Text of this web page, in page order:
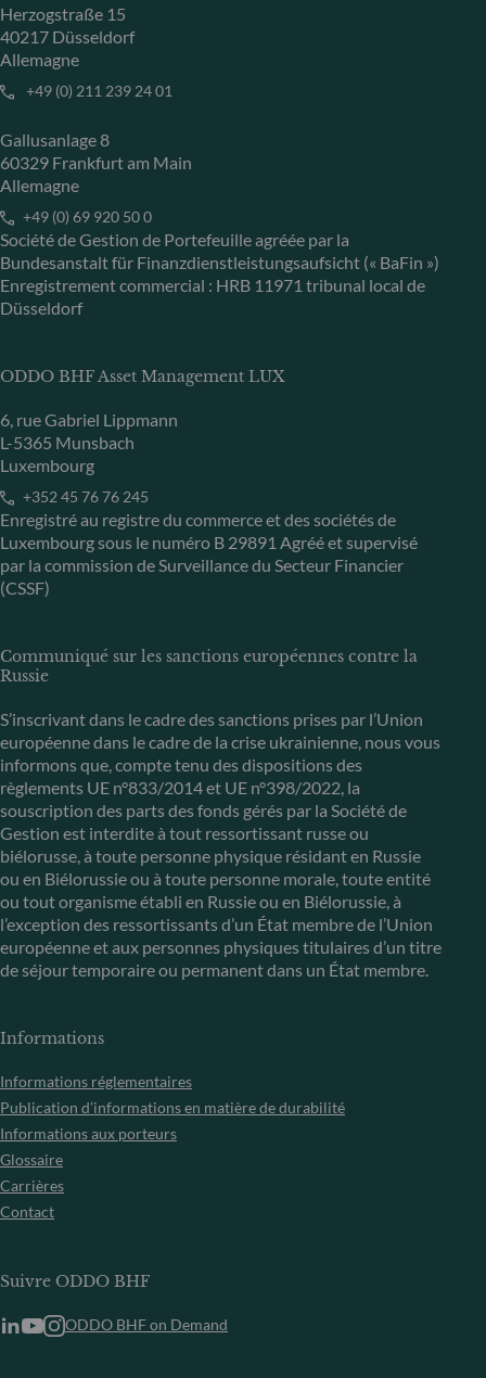
Herzogstraße 15
40217 Düsseldorf
Allemagne
+49 (0) 211 239 24 01
Gallusanlage 8
60329 Frankfurt am Main
Allemagne
+49 (0) 69 920 50 0
Société de Gestion de Portefeuille agréée par la
Bundesanstalt für Finanzdienstleistungsaufsicht (« BaFin »)
Enregistrement commercial : HRB 11971 tribunal local de
Düsseldorf
ODDO BHF Asset Management LUX
6, rue Gabriel Lippmann
L-5365 Munsbach
Luxembourg
+352 45 76 76 245
Enregistré au registre du commerce et des sociétés de
Luxembourg sous le numéro B 29891 Agréé et supervisé
par la commission de Surveillance du Secteur Financier
(CSSF)
Communiqué sur les sanctions européennes contre la
Russie
S’inscrivant dans le cadre des sanctions prises par l’Union
européenne dans le cadre de la crise ukrainienne, nous vous
informons que, compte tenu des dispositions des
règlements UE n°833/2014 et UE n°398/2022, la
souscription des parts des fonds gérés par la Société de
Gestion est interdite à tout ressortissant russe ou
biélorusse, à toute personne physique résidant en Russie
ou en Biélorussie ou à toute personne morale, toute entité
ou tout organisme établi en Russie ou en Biélorussie, à
l’exception des ressortissants d’un État membre de l’Union
européenne et aux personnes physiques titulaires d’un titre
de séjour temporaire ou permanent dans un État membre.
Informations
Informations réglementaires
Publication d’informations en matière de durabilité
Informations aux porteurs
Glossaire
Carrières
Contact
Suivre ODDO BHF
ODDO BHF on Demand